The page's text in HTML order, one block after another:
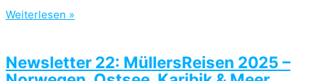
Weiterlesen »
Newsletter 22: MüllersReisen 2025 –